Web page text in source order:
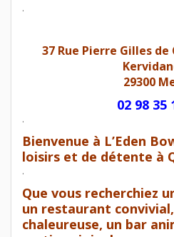
.
37 Rue Pierre Gilles de
29300
02 98 35
.
Bienvenue à L’Eden
loisirs et de détente à
.
Que vous recherchiez
un restaurant
chaleureuse, un bar